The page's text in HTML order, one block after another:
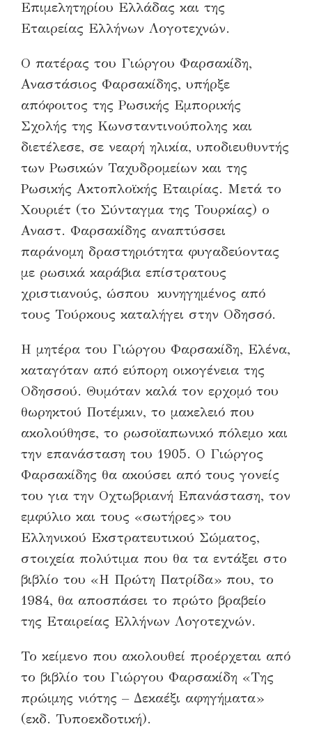
Επιμελητηρίου Ελλάδας και της
Εταιρείας Ελλήνων Λογοτεχνών.
Ο πατέρας του Γιώργου Φαρσακίδη,
Αναστάσιος Φαρσακίδης, υπήρξε
απόφοιτος της Ρωσικής Εμπορικής
Σχολής της Κωνσταντινούπολης και
διετέλεσε, σε νεαρή ηλικία, υποδιευθυντής
των Ρωσικών Ταχυδρομείων και της
Ρωσικής Ακτοπλοϊκής Εταιρίας. Μετά το
Χουριέτ (το Σύνταγμα της Τουρκίας) ο
Αναστ. Φαρσακίδης αναπτύσσει
παράνομη δραστηριότητα φυγαδεύοντας
με ρωσικά καράβια επίστρατους
χριστιανούς, ώσπου κυνηγημένος από
τους Τούρκους καταλήγει στην Οδησσό.
Η μητέρα του Γιώργου Φαρσακίδη, Ελένα,
καταγόταν από εύπορη οικογένεια της
Οδησσού. Θυμόταν καλά τον ερχομό του
θωρηκτού Ποτέμκιν, το μακελειό που
ακολούθησε, το ρωσοϊαπωνικό πόλεμο και
την επανάσταση του 1905. Ο Γιώργος
Φαρσακίδης θα ακούσει από τους γονείς
του για την Οχτωβριανή Επανάσταση, τον
εμφύλιο και τους «σωτήρες» του
Ελληνικού Εκστρατευτικού Σώματος,
στοιχεία πολύτιμα που θα τα εντάξει στο
βιβλίο του «Η Πρώτη Πατρίδα» που, το
1984, θα αποσπάσει το πρώτο βραβείο
της Εταιρείας Ελλήνων Λογοτεχνών.
Το κείμενο που ακολουθεί προέρχεται από
το βιβλίο του Γιώργου Φαρσακίδη «Της
πρώιμης νιότης – Δεκαέξι αφηγήματα»
(εκδ. Τυποεκδοτική).